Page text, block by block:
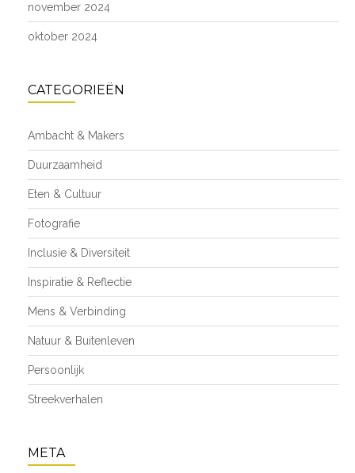
november 2024
oktober 2024
CATEGORIEËN
Ambacht & Makers
Duurzaamheid
Eten & Cultuur
Fotografie
Inclusie & Diversiteit
Inspiratie & Reflectie
Mens & Verbinding
Natuur & Buitenleven
Persoonlijk
Streekverhalen
META